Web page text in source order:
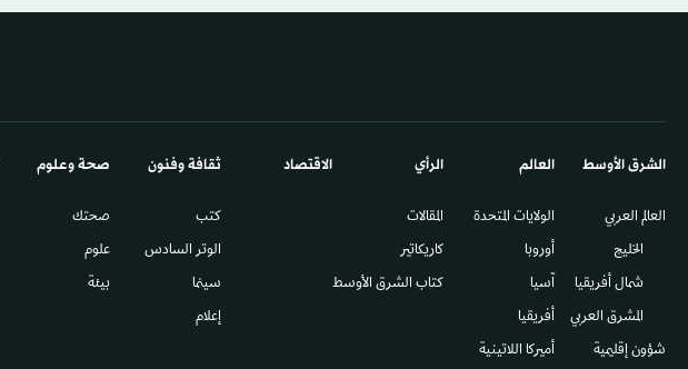
الشرق الأوسط​
العالم العربي
الخليج
شمال أفريقيا
المشرق العربي
شؤون إقليمية
العالم
الولايات المتحدة
أوروبا
آسيا
أفريقيا
أميركا اللاتينية
الرأي
المقالات
كاريكاتير
كتاب الشرق الأوسط
الاقتصاد ثقافة وفنون
كتب
الوتر السادس​
سينما
إعلام
صحة وعلوم
صحتك
علوم
بيئة